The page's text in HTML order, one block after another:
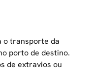
o transporte da
porto de destino.
de extravios ou